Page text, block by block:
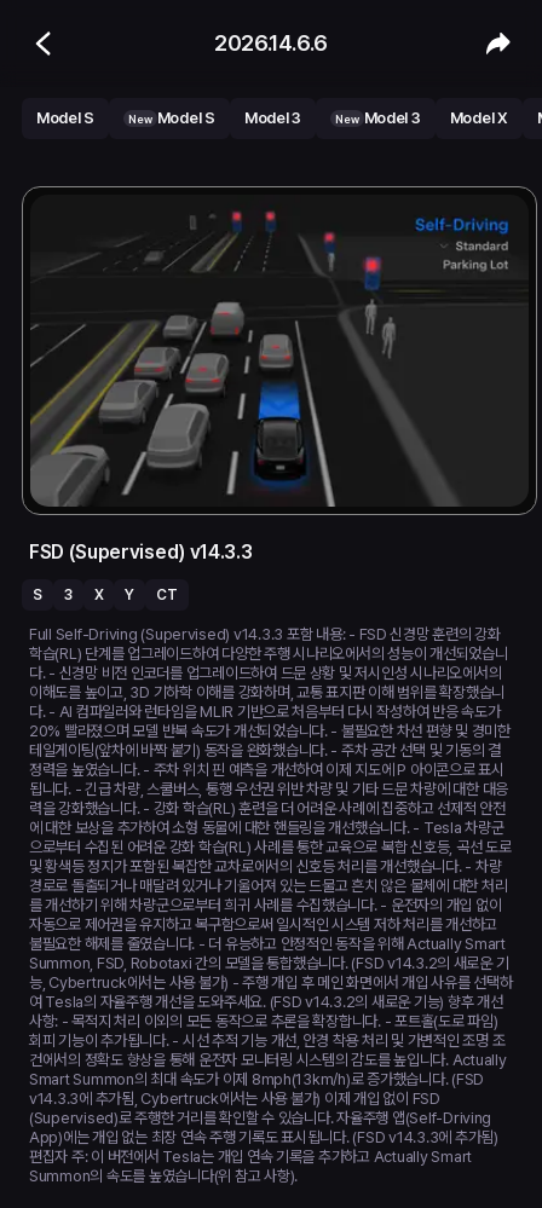
2026.14.6.6
Model S New Model S Model 3 New Model 3 Model X
FSD (Supervised) v14.3.3
S 3 X Y CT
Full Self-Driving (Supervised) v14.3.3 포함 내용: - FSD 신경망 훈련의 강화
학습(RL) 단계를 업그레이드하여 다양한 주행 시나리오에서의 성능이 개선되었습니
다. - 신경망 비전 인코더를 업그레이드하여 드문 상황 및 저시인성 시나리오에서의
이해도를 높이고, 3D 기하학 이해를 강화하며, 교통 표지판 이해 범위를 확장했습니
다. - AI 컴파일러와 런타임을 MLIR 기반으로 처음부터 다시 작성하여 반응 속도가
20% 빨라졌으며 모델 반복 속도가 개선되었습니다. - 불필요한 차선 편향 및 경미한
테일게이팅(앞차에 바짝 붙기) 동작을 완화했습니다. - 주차 공간 선택 및 기동의 결
정력을 높였습니다. - 주차 위치 핀 예측을 개선하여 이제 지도에 P 아이콘으로 표시
됩니다. - 긴급 차량, 스쿨버스, 통행 우선권 위반 차량 및 기타 드문 차량에 대한 대응
력을 강화했습니다. - 강화 학습(RL) 훈련을 더 어려운 사례에 집중하고 선제적 안전
에 대한 보상을 추가하여 소형 동물에 대한 핸들링을 개선했습니다. - Tesla 차량군
으로부터 수집된 어려운 강화 학습(RL) 사례를 통한 교육으로 복합 신호등, 곡선 도로
및 황색등 정지가 포함된 복잡한 교차로에서의 신호등 처리를 개선했습니다. - 차량
경로로 돌출되거나 매달려 있거나 기울어져 있는 드물고 흔치 않은 물체에 대한 처리
를 개선하기 위해 차량군으로부터 희귀 사례를 수집했습니다. - 운전자의 개입 없이
자동으로 제어권을 유지하고 복구함으로써 일시적인 시스템 저하 처리를 개선하고
불필요한 해제를 줄였습니다. - 더 유능하고 안정적인 동작을 위해 Actually Smart
Summon, FSD, Robotaxi 간의 모델을 통합했습니다. (FSD v14.3.2의 새로운 기
능, Cybertruck에서는 사용 불가) - 주행 개입 후 메인 화면에서 개입 사유를 선택하
여 Tesla의 자율주행 개선을 도와주세요. (FSD v14.3.2의 새로운 기능) 향후 개선
사항: - 목적지 처리 이외의 모든 동작으로 추론을 확장합니다. - 포트홀(도로 파임)
회피 기능이 추가됩니다. - 시선 추적 기능 개선, 안경 착용 처리 및 가변적인 조명 조
건에서의 정확도 향상을 통해 운전자 모니터링 시스템의 감도를 높입니다. Actually
Smart Summon의 최대 속도가 이제 8mph(13km/h)로 증가했습니다. (FSD
v14.3.3에 추가됨, Cybertruck에서는 사용 불가) 이제 개입 없이 FSD
(Supervised)로 주행한 거리를 확인할 수 있습니다. 자율주행 앱(Self-Driving
App)에는 개입 없는 최장 연속 주행 기록도 표시됩니다. (FSD v14.3.3에 추가됨)
편집자 주: 이 버전에서 Tesla는 개입 연속 기록을 추가하고 Actually Smart
Summon의 속도를 높였습니다(위 참고 사항).